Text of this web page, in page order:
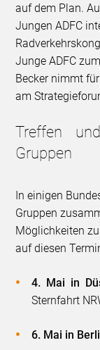
auf dem Plan.
Jungen ADFC
Junge ADFC
Becker nimmt
am
Treffen
Gruppen
In einigen
Gruppen
Möglichkeiten
auf diesen
4. Mai in
Sternfahrt
6. Mai in